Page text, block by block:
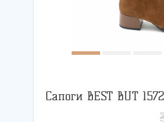
Сапоги BEST BUT